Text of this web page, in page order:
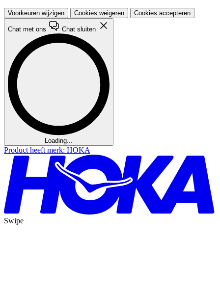
Voorkeuren wijzigen Cookies weigeren Cookies accepteren
Chat met ons Chat sluiten
Loading...
Product heeft merk: HOKA
Swipe